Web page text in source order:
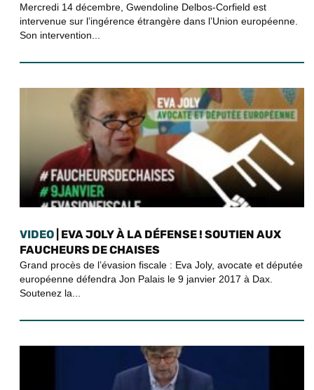
Mercredi 14 décembre, Gwendoline Delbos-Corfield est
intervenue sur l’ingérence étrangère dans l’Union européenne.
Son intervention...
VIDEO | EVA JOLY À LA DÉFENSE ! SOUTIEN AUX
FAUCHEURS DE CHAISES
Grand procès de l’évasion fiscale : Eva Joly, avocate et députée
européenne défendra Jon Palais​ le 9 janvier 2017 à Dax.
Soutenez la...